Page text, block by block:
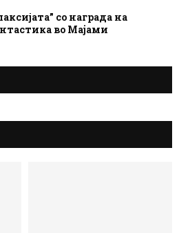
со награда на
во Мајами